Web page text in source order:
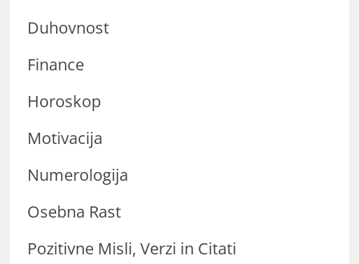
Duhovnost
Finance
Horoskop
Motivacija
Numerologija
Osebna Rast
Pozitivne Misli, Verzi in Citati